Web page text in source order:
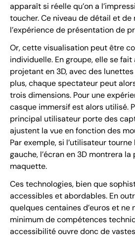
apparaît si réelle qu’on a
toucher. Ce niveau de détail et
l’expérience de présentation de
Or, cette visualisation peut être
individuelle. En groupe, elle se
projetant en 3D, avec des
plus, chaque spectateur peut
trois dimensions. Pour une
casque immersif est alors utilisé.
principal utilisateur porte des
ajustent la vue en fonction des
Par exemple, si l’utilisateur
gauche, l’écran en 3D montrera
maquette.
Ces technologies, bien que
accessibles et abordables. En
quelques centaines d’euros et ne
minimum de compétences
accessibilité ouvre donc de